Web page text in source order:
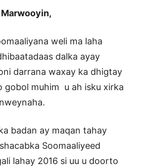
weli ma laha
dalka ayay
darrana waxay ka dhigtay
gobol muhim u ah isku xirka
badan ay maqan tahay
Soomaaliyeed
lahay 2016 si uu u doorto